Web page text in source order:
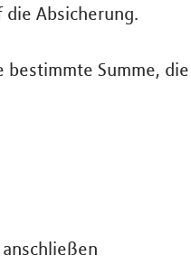
Absicherung.
Summe, die